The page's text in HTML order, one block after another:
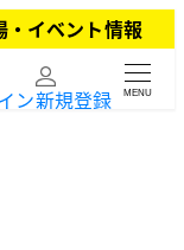
イベント情報
ン新規登録 MENU